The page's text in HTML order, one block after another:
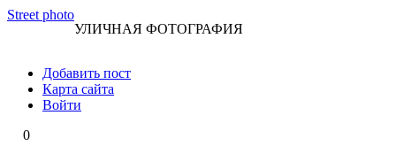
Перейти
Street photo
УЛИЧНАЯ ФОТОГРАФИЯ
Добавить пост
Карта сайта
Войти
0